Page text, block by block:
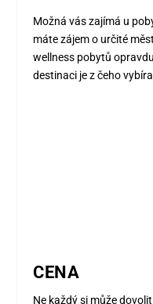
Možná vás zajímá u
máte zájem o určité
wellness pobytů
destinaci je z čeho
CENA
Ne každý si může